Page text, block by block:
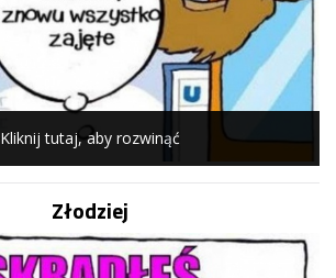
Kliknij tutaj, aby rozwinąć
Złodziej